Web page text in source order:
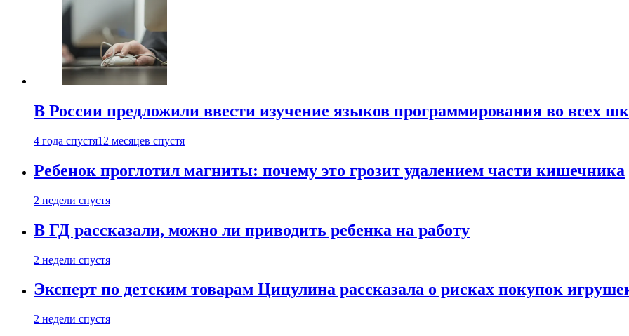
В России предложили ввести изучение языков программирования во всех
4 года спустя12 месяцев спустя
Ребенок проглотил магниты: почему это грозит удалением части кишечника
2 недели спустя
В ГД рассказали, можно ли приводить ребенка на работу
2 недели спустя
Эксперт по детским товарам Цицулина рассказала о рисках покупок
2 недели спустя